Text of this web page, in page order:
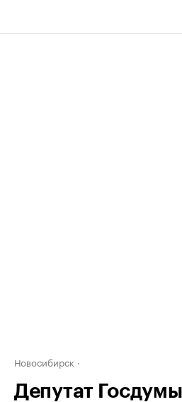
Новосибирск
Депутат